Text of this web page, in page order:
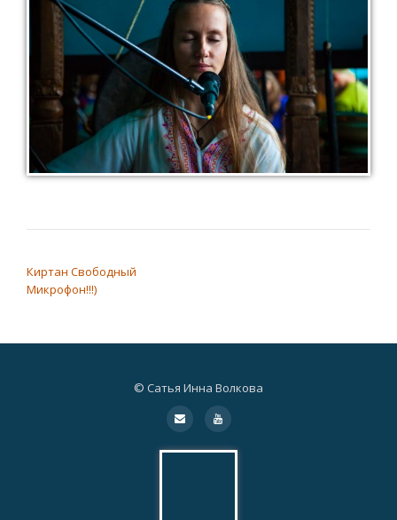
Киртан Свободный
Микрофон!!!)
© Сатья Инна Волкова
Дополнительное
fa-
envelope
fa-
youtube